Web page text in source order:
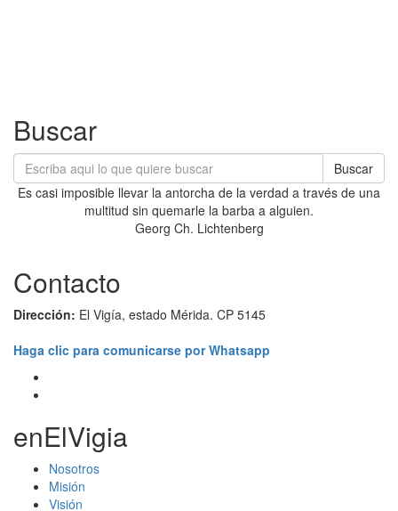
Buscar
Buscar
Es casi imposible llevar la antorcha de la verdad a través de una
multitud sin quemarle la barba a alguien.
Georg Ch. Lichtenberg
Contacto
Dirección: El Vigía, estado Mérida. CP 5145
Haga clic para comunicarse por Whatsapp
enElVigia
Nosotros
Misión
Visión